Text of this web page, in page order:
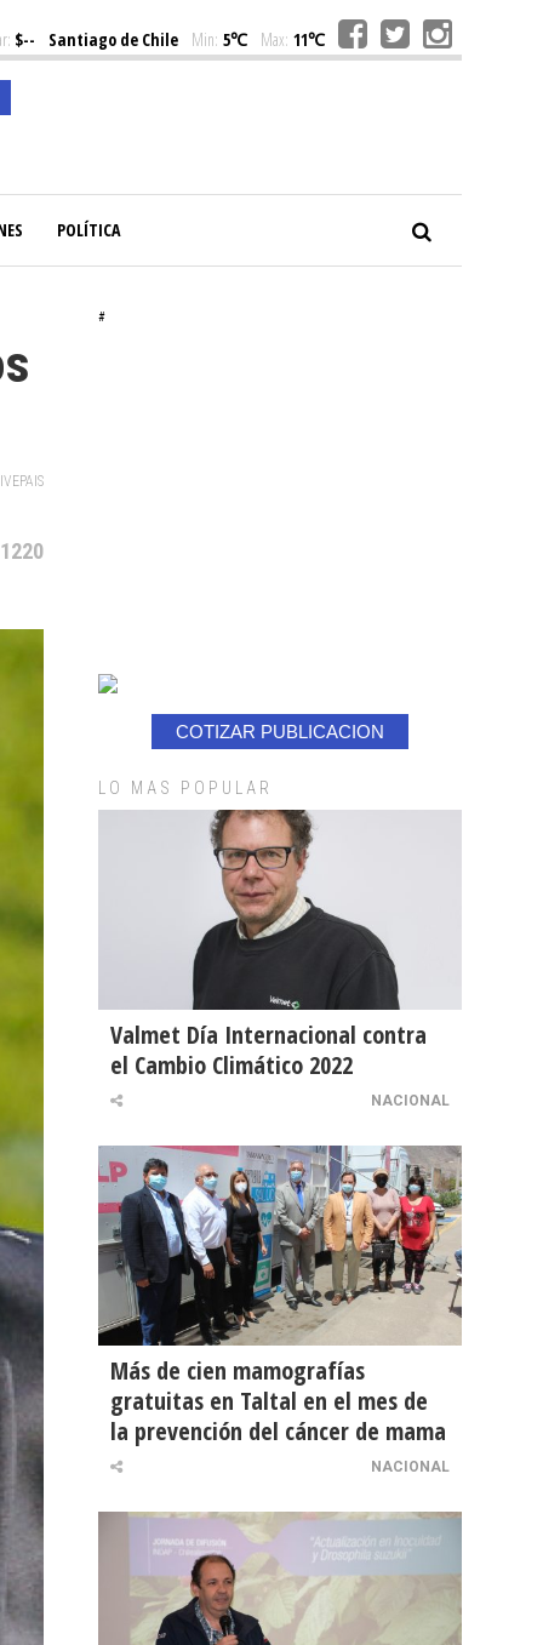
$-- Santiago de Chile Min: 5℃ Max: 11℃
POLÍTICA
#
COTIZAR PUBLICACION
LO MAS POPULAR
Valmet Día Internacional contra
el Cambio Climático 2022
NACIONAL
Más de cien mamografías
gratuitas en Taltal en el mes de
la prevención del cáncer de mama
NACIONAL